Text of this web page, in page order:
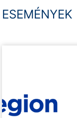
ESEMÉNYEK